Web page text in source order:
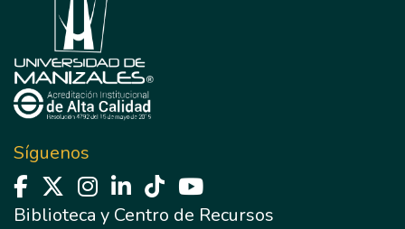
Síguenos
Biblioteca y Centro de Recursos